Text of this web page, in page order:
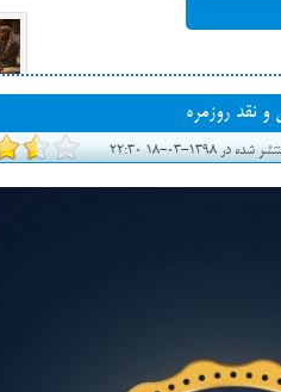
شده در 1398-03-18 22:30